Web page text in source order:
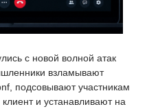
с новой волной атак
взламывают
подсовывают участникам
и устанавливают на